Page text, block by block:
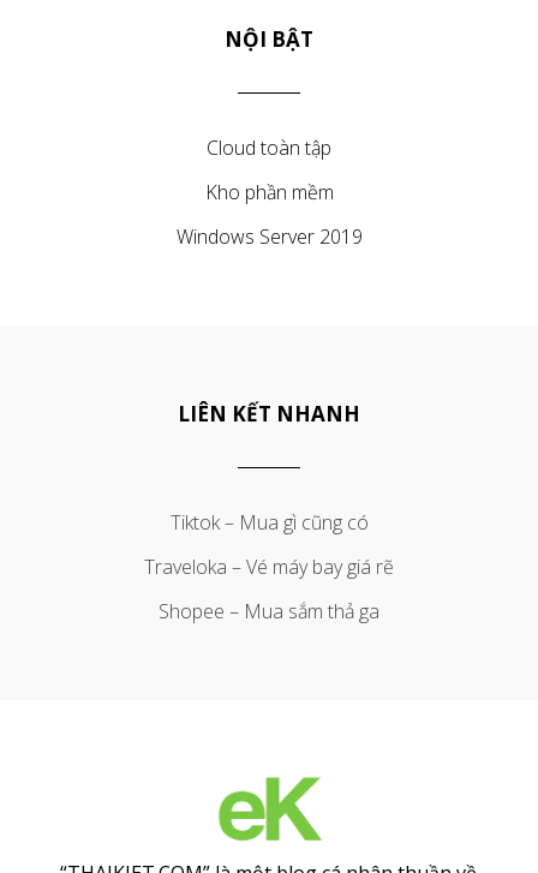
NỘI BẬT
Cloud toàn tập
Kho phần mềm
Windows Server 2019
LIÊN KẾT NHANH
Tiktok – Mua gì cũng có
Traveloka – Vé máy bay giá rẽ
Shopee – Mua sắm thả ga